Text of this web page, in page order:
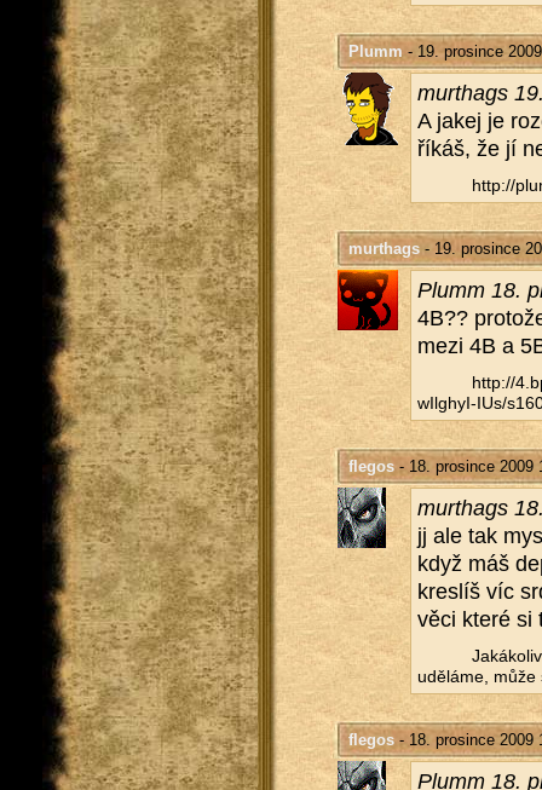
Plumm - 19. prosince
murthags
A jakej je
říkáš, že jí
http://​
murthags- 19. prosince
Plumm 18.
4B??
mezi 4B a
http://​
wIlghyI-IUs/​
flegos- 18. prosince 2009
murthags
jj ale tak
když máš
kres­líš víc
věci které si
udě­lá­me, může
flegos- 18. prosince 2009
Plumm 18.